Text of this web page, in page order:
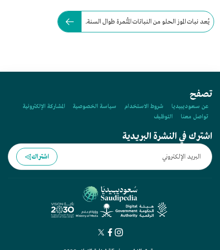
يُعد نبات الموز الحلو من النباتات المُثمرة طوال السنة.
تصفح
عن سعوديبيديا شروط الاستخدام سياسة الخصوصية
المشاركة الإلكترونية
تواصل معنا
التوظيف
اشترك في النشرة البريدية
اشتراك